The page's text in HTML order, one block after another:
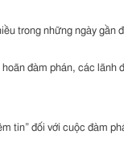
trong những ngày gần
đàm phán, các lãnh
tin” đối với cuộc đàm